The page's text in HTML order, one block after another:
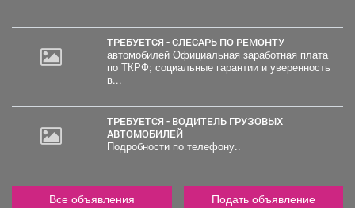
ТРЕБУЕТСЯ - СЛЕСАРЬ ПО РЕМОНТУ
автомобилей Официальная заработная плата
по ТКРФ; социальные гарантии и уверенность
в...
ТРЕБУЕТСЯ - ВОДИТЕЛЬ ГРУЗОВЫХ
АВТОМОБИЛЕЙ
Подробности по телефону..
Все объявления Подать объявление